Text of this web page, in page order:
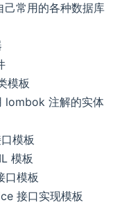
常用的各种数据库
模板
lombok 注解的实体
模板
模板
口模板
接口实现模板